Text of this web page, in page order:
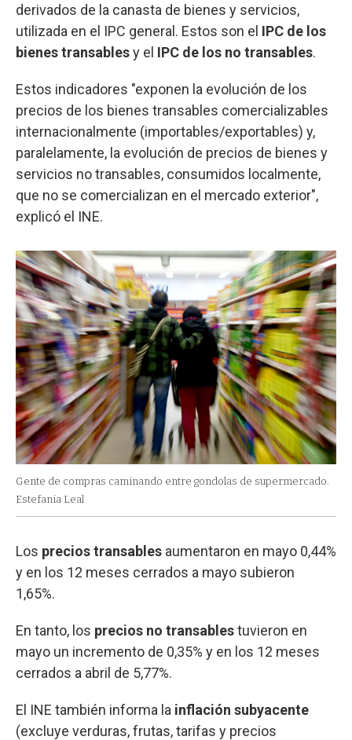
derivados de la canasta de bienes y servicios,
utilizada en el IPC general. Estos son el IPC de los
bienes transablesy el IPC de los no transables.
Estos indicadores "exponen la evolución de los
precios de los bienes transables comercializables
internacionalmente (importables/exportables) y,
paralelamente, la evolución de precios de bienes y
servicios no transables, consumidos localmente,
que no se comercializan en el mercado exterior",
explicó el INE.
Gente de compras caminando entre gondolas de supermercado.
Estefania Leal
Los precios transables aumentaron en mayo 0,44%
y en los 12 meses cerrados a mayo subieron
1,65%.
En tanto, los precios no transablestuvieron en
mayo un incremento de 0,35% y en los 12 meses
cerrados a abril de 5,77%.
El INE también informa la inflación subyacente
(excluye verduras, frutas, tarifas y precios